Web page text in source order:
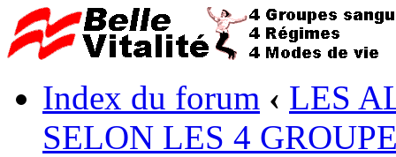
Index du forum ‹ LES
SELON LES 4